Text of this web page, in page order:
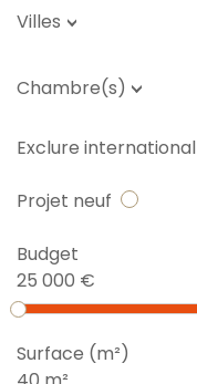
Villes
Chambre(s)
Exclure international
Projet neuf
Budget
25 000 €
Surface (m²)